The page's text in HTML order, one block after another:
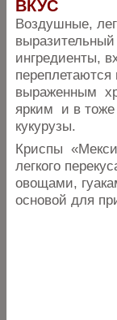
ВКУС
Воздушные,
ингредиенты,
переплетаются
выраженным
ярким и в
кукурузы.
Криспы
легкого
овощами,
основой для